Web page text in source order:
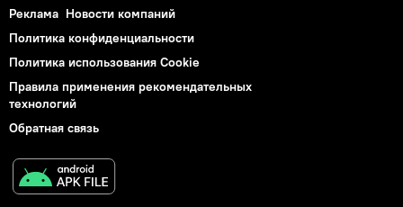
Реклама Новости компаний
Политика конфиденциальности
Политика использования Cookie
Правила применения рекомендательных
технологий
Обратная связь